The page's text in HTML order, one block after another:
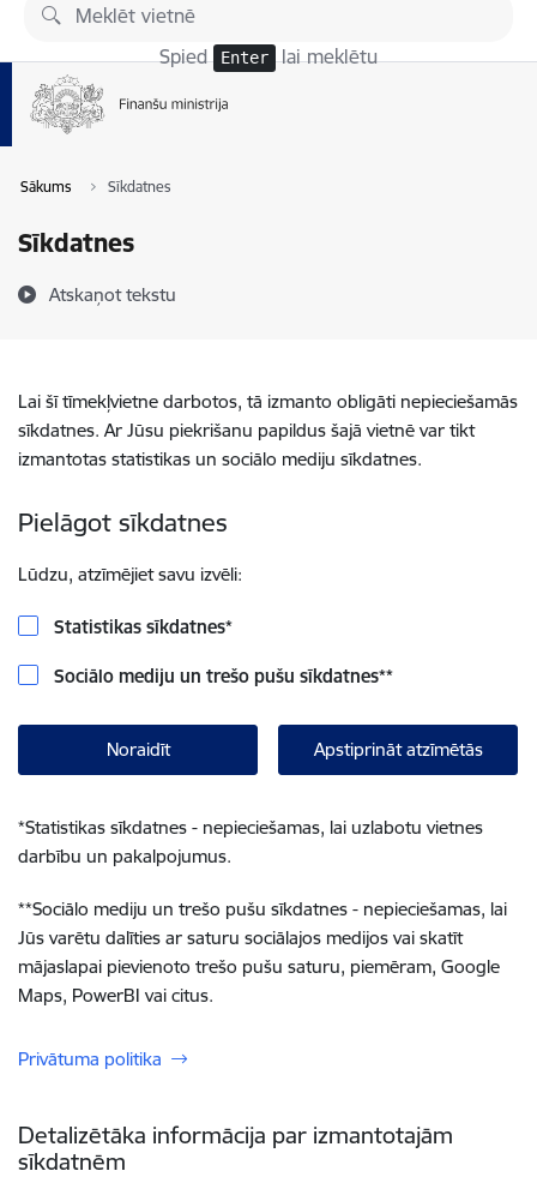
Pāriet uz lapas saturu
Spied Enter lai meklētu
Sākums Sīkdatnes
Sīkdatnes
Atskaņot tekstu
Lai šī tīmekļvietne darbotos, tā izmanto obligāti nepieciešamās
sīkdatnes. Ar Jūsu piekrišanu papildus šajā vietnē var tikt
izmantotas statistikas un sociālo mediju sīkdatnes.
Pielāgot sīkdatnes
Lūdzu, atzīmējiet savu izvēli:
Statistikas sīkdatnes*
Sociālo mediju un trešo pušu sīkdatnes**
Noraidīt Apstiprināt atzīmētās
*Statistikas sīkdatnes - nepieciešamas, lai uzlabotu vietnes
darbību un pakalpojumus.
**Sociālo mediju un trešo pušu sīkdatnes - nepieciešamas, lai
Jūs varētu dalīties ar saturu sociālajos medijos vai skatīt
mājaslapai pievienoto trešo pušu saturu, piemēram, Google
Maps, PowerBI vai citus.
Privātuma politika
Detalizētāka informācija par izmantotajām
sīkdatnēm